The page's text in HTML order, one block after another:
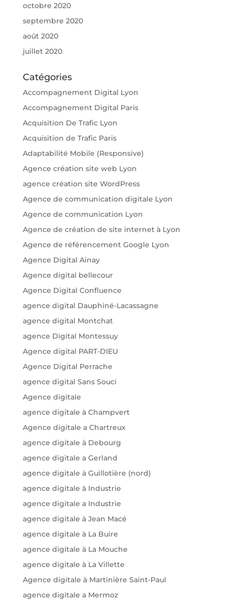
octobre 2020
septembre 2020
août 2020
juillet 2020
Catégories
Accompagnement Digital Lyon
Accompagnement Digital Paris
Acquisition De Trafic Lyon
Acquisition de Trafic Paris
Adaptabilité Mobile (Responsive)
Agence création site web Lyon
agence création site WordPress
Agence de communication digitale Lyon
Agence de communication Lyon
Agence de création de site internet à Lyon
Agence de référencement Google Lyon
Agence Digital Ainay
Agence digital bellecour
Agence Digital Confluence
agence digital Dauphiné-Lacassagne
agence digital Montchat
agence Digital Montessuy
Agence digital PART-DIEU
Agence Digital Perrache
agence digital Sans Souci
Agence digitale
agence digitale à Champvert
Agence digitale a Chartreux
agence digitale à Debourg
agence digitale a Gerland
agence digitale à Guillotière (nord)
agence digitale à Industrie
agence digitale a Industrie
agence digitale à Jean Macé
agence digitale à La Buire
agence digitale à La Mouche
agence digitale à La Villette
Agence digitale à Martinière Saint-Paul
agence digitale a Mermoz